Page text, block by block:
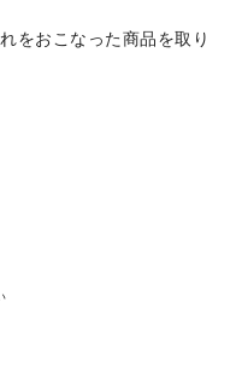
をおこなった商品を取り